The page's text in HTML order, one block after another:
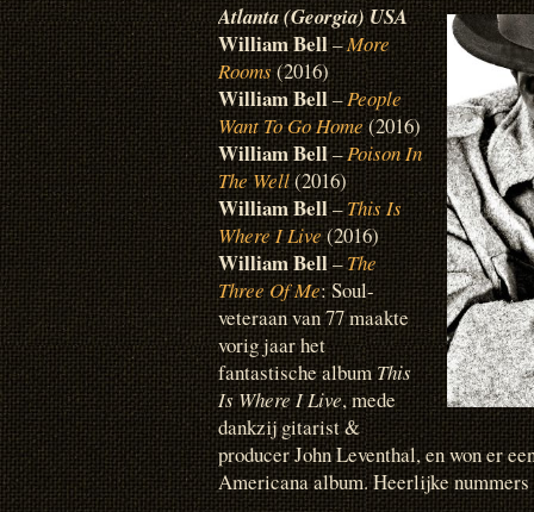
Atlanta (Georgia) USA
William Bell–More
Rooms(2016)
William Bell–People
Want To Go Home(2016)
William Bell–Poison In
The Well(2016)
William Bell–This Is
Where I Live(2016)
William Bell–The
Three Of Me: Soul-
veteraan van 77 maakte
vorig jaar het
fantastische albumThis
Is Where I Live, mede
dankzij gitarist &
producer John Leventhal, en won er
Americana album. Heerlijke nummers